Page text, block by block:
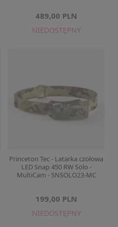
489,00 PLN
NIEDOSTĘPNY
Princeton Tec - Latarka czołowa
LED Snap 450 RW Solo -
MultiCam - SNSOLO23-MC
199,00 PLN
NIEDOSTĘPNY